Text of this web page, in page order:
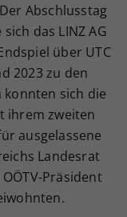
Abschlusstag
das LINZ AG
über UTC
2023 zu den
sich die
ihrem zweiten
ausgelassene
Landesrat
Präsident